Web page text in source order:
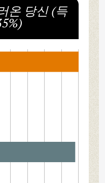
온 당신 (득